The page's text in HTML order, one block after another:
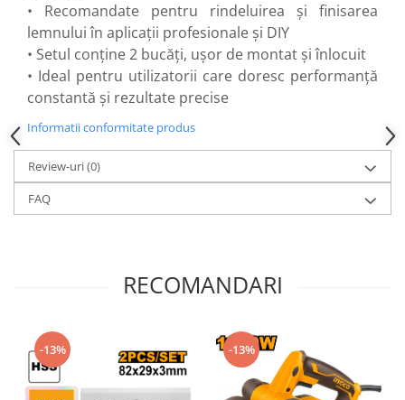
Flexuri
Mixere mortar
Motoare electrice
Pistoale de bătut cuie
Polizoare
Seturi aparate electrice
Testere electrice
Unelte multifuncționale
Vibratoare pentru beton
Scule manuale
Dălți pentru Lemn
Menghine
Scule pentru Gresie și Sticlă
• Recomandate pentru rindeluirea și finisarea
lemnului în aplicații profesionale și DIY
• Setul conține 2 bucăți, ușor de montat și înlocuit
• Ideal pentru utilizatorii care doresc performanță
constantă și rezultate precise
Informatii conformitate produs
Review-uri(0)
FAQ
RECOMANDARI
-13% -13%